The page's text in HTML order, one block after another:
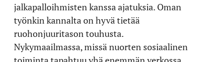
jalkapalloihmisten kanssa ajatuksia. Oman
työnkin kannalta on hyvä tietää
ruohonjuuritason touhusta.
Nykymaailmassa, missä nuorten sosiaalinen